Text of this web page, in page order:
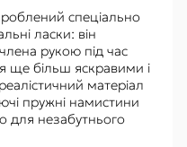
спеціально
ласки: він
рукою під час
ще більш яскравими і
матеріал
пружні намистини
для незабутнього